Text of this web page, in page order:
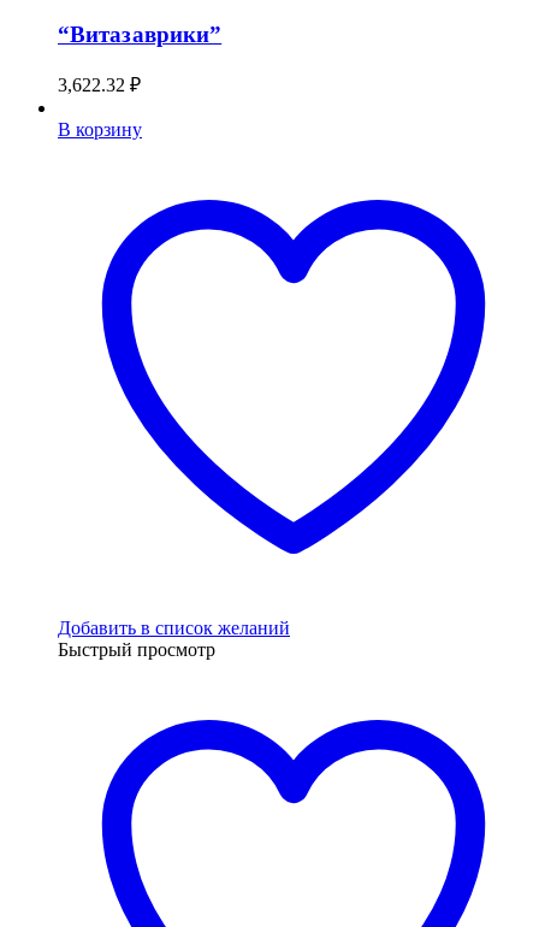
“Витазаврики”
3,622.32 ₽
В корзину
Добавить в список желаний
Быстрый просмотр